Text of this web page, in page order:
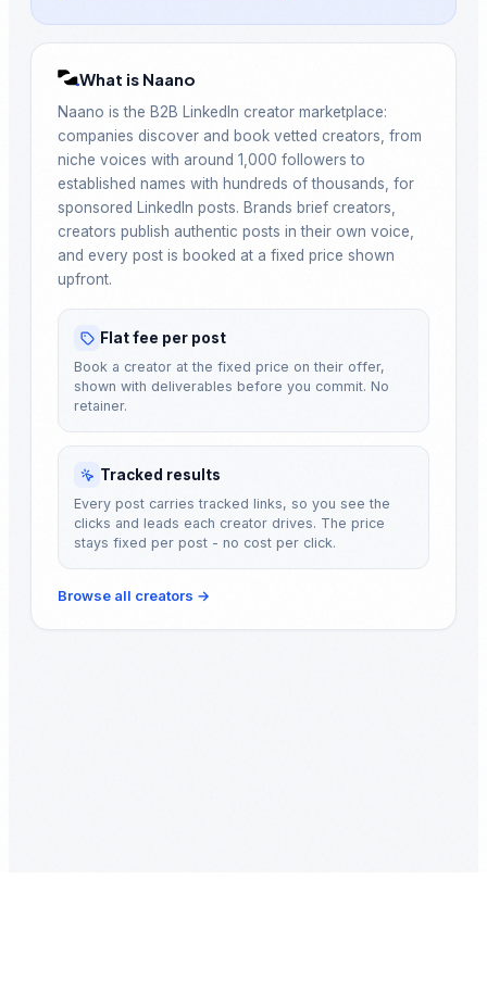
What is Naano
Naano is the B2B LinkedIn creator marketplace:
companies discover and book vetted creators, from
niche voices with around 1,000 followers to
established names with hundreds of thousands, for
sponsored LinkedIn posts. Brands brief creators,
creators publish authentic posts in their own voice,
and every post is booked at a fixed price shown
upfront.
Flat fee per post
Book a creator at the fixed price on their offer,
shown with deliverables before you commit. No
retainer.
Tracked results
Every post carries tracked links, so you see the
clicks and leads each creator drives. The price
stays fixed per post - no cost per click.
Browse all creators →